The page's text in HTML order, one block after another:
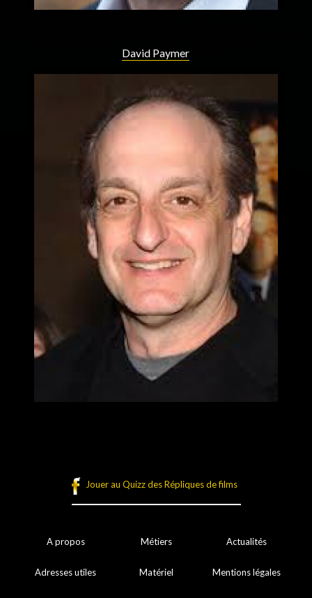
David Paymer
Jouer au Quizz des Répliques de films
A propos Métiers Actualités
Adresses utiles Matériel Mentions légales